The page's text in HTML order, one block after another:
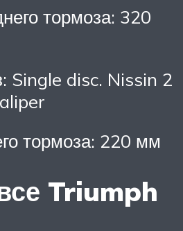
тормоза: 320
Single disc. Nissin 2
тормоза: 220 мм
Triumph